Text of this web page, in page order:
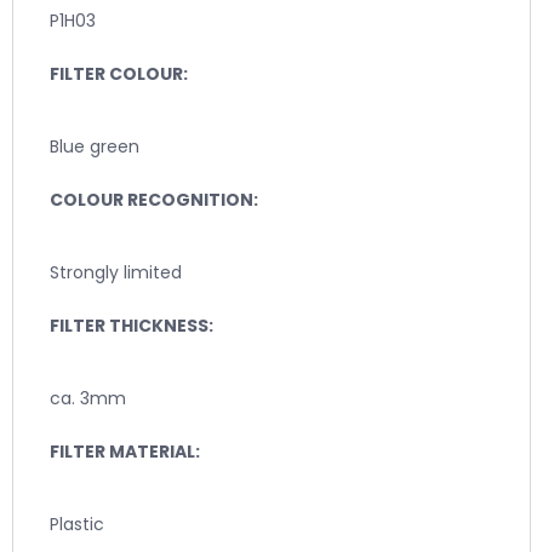
P1H03
FILTER COLOUR:
Blue green
COLOUR RECOGNITION:
Strongly limited
FILTER THICKNESS:
ca. 3mm
FILTER MATERIAL:
Plastic